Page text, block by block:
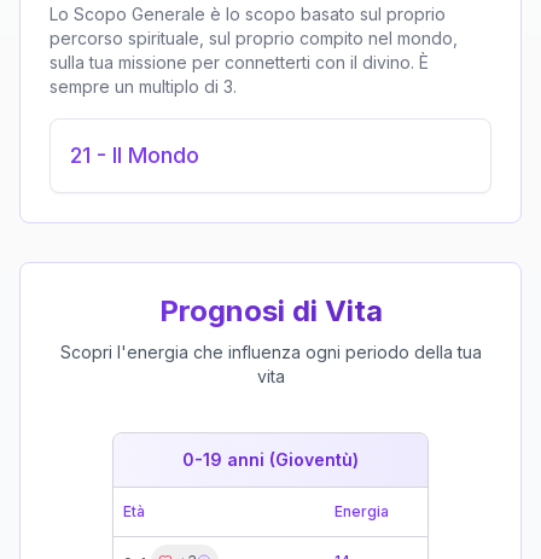
Lo Scopo Generale è lo scopo basato sul proprio
percorso spirituale, sul proprio compito nel mondo,
sulla tua missione per connetterti con il divino. È
sempre un multiplo di 3.
21 - Il Mondo
Prognosi di Vita
Scopri l'energia che influenza ogni periodo della tua
vita
0-19 anni (Gioventù)
Età Energia